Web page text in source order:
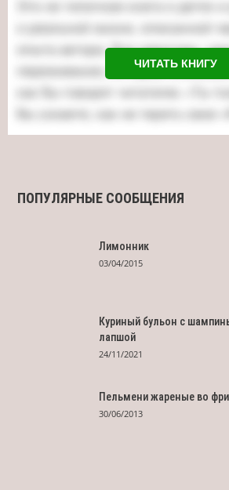
ЧИТАТЬ КНИГУ
ПОПУЛЯРНЫЕ СООБЩЕНИЯ
Лимонник
03/04/2015
Куриный бульон с
лапшой
24/11/2021
Пельмени жареные во
30/06/2013